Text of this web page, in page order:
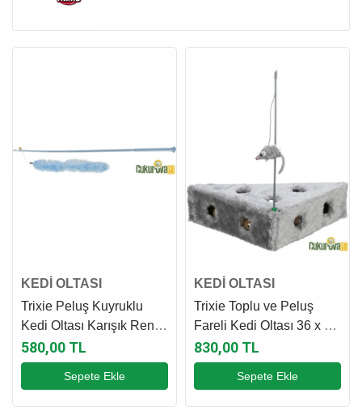
KEDİ OLTASI
Trixie Peluş Kuyruklu
Kedi Oltası Karışık Renkli
65 Cm
580,00 TL
Sepete Ekle
KEDİ OLTASI
Trixie Toplu ve Peluş
Fareli Kedi Oltası 36 x 8 x
26 Cm
830,00 TL
Sepete Ekle